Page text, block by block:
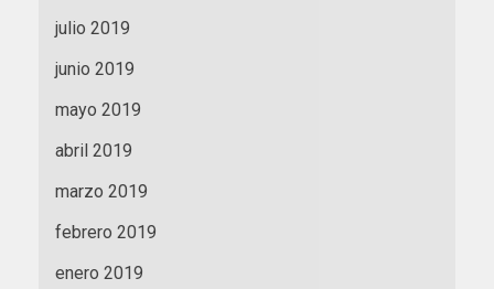
julio 2019
junio 2019
mayo 2019
abril 2019
marzo 2019
febrero 2019
enero 2019